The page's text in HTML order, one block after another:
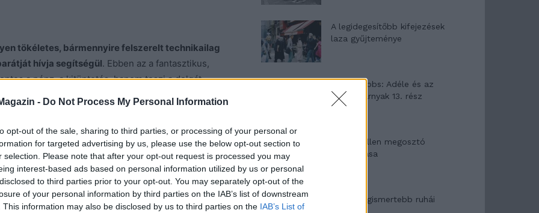
- Do Not Process My Personal Information
opt-out of the sale, sharing to third parties, or processing of your personal or
for targeted advertising by us, please use the below opt-out section to
selection. Please note that after your opt-out request is processed you may
interest-based ads based on personal information utilized by us or personal
to third parties prior to your opt-out. You may separately opt-out of the
of your personal information by third parties on the IAB’s list of downstream
This information may also be disclosed by us to third parties on the IAB’s List of
tökéletes, bármennyire felszerelt technikailag
hívja segítségül. Ebben az a fantasztikus,
a pénz, a kitüntetés, hanem teszi a dolgát
a családjára, pedig valószínűleg rég
odaadással teszi.
akiket kidobálnak az autókból, akiket kiraknak az
történik. Gondoljunk arra, hogy egy kutya nem
ritka esetben fordul elő, az viszont sokkal
A legidegesítőbb kifejezések
laza gyűjteménye
Elyna Robbs: Adéle és az
örökölt árnyak 13. rész
Woody Allen megosztó
zsenialitása
A világ legismertebb ruhái